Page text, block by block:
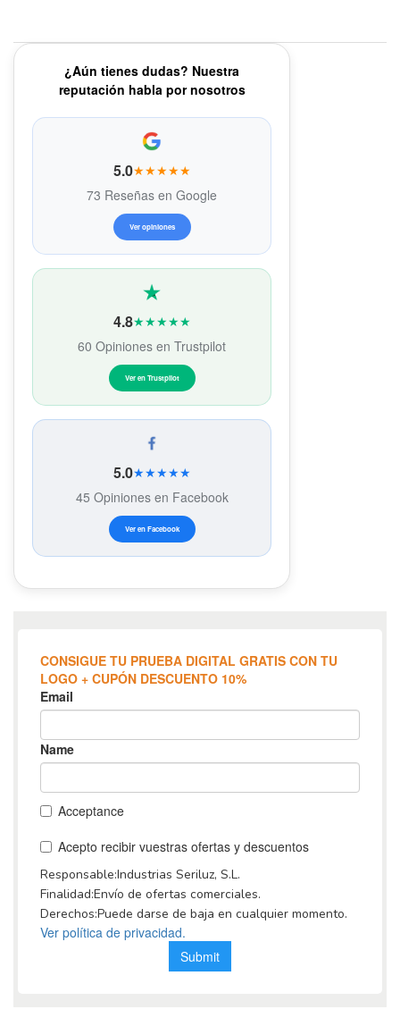
¿Aún tienes dudas? Nuestra
reputación habla por nosotros
5.0★★★★★
73 Reseñas en Google
Ver opiniones
4.8★★★★★
60 Opiniones en Trustpilot
Ver en Trustpilot
5.0★★★★★
45 Opiniones en Facebook
Ver en Facebook